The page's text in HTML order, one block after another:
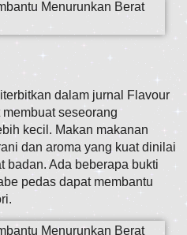
dalam jurnal Flavour
seseorang
kecil. Makan makanan
dan aroma yang kuat dinilai
badan. Ada beberapa bukti
pedas dapat membantu